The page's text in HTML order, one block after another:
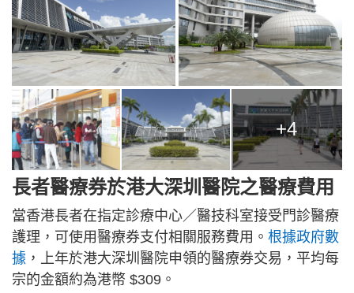
+4
長者醫療券於港大深圳醫院之醫療費用
當香港長者在指定診療中心／醫技科室接受門診醫療
護理，可使用醫療券支付相關服務費用。 根據政府數
據 ，上年於港大深圳醫院申領的醫療券交易，平均每
宗的金額約為港幣 $309。